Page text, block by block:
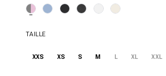
TAILLE
XXS XS S M L XL XXL